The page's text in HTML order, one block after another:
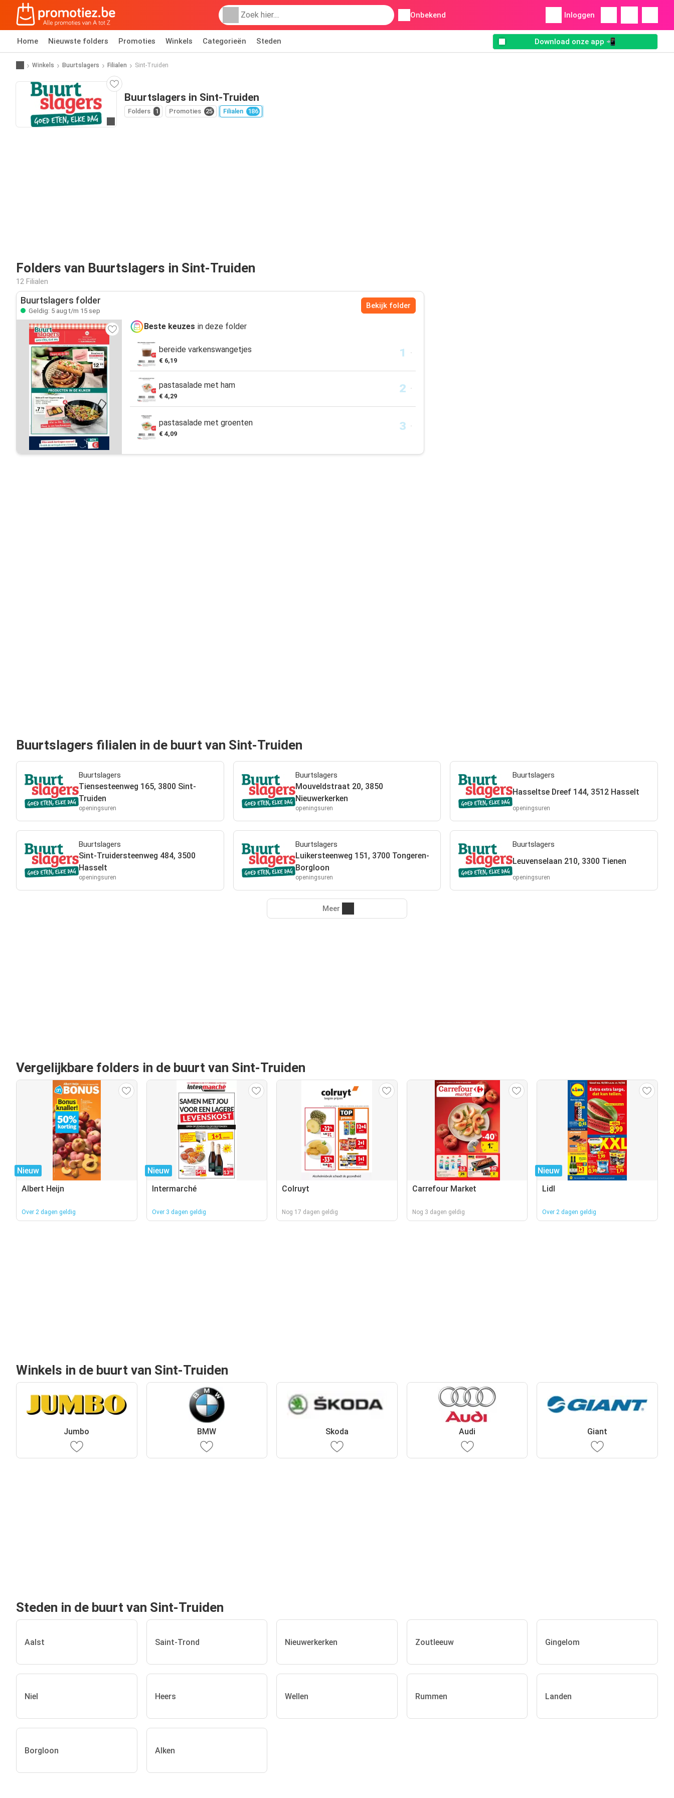
Onbekend Inloggen
Home Nieuwste folders Promoties Winkels Categorieën Steden Download onze app 📲
Winkels Buurtslagers Filialen Sint-Truiden
Buurtslagers in Sint-Truiden
Folders 1 Promoties 25 Filialen 186
Folders van Buurtslagers in Sint-Truiden
12 Filialen
Buurtslagers folder
Geldig: 5 aug t/m 15 sep
Bekijk folder
Beste keuzes in deze folder
bereide varkenswangetjes
€ 6,19
pastasalade met ham
€ 4,29
pastasalade met groenten
€ 4,09
Buurtslagers filialen in de buurt van Sint-Truiden
Buurtslagers
Tiensesteenweg 165, 3800 Sint-
Truiden
openingsuren
Buurtslagers
Mouveldstraat 20, 3850
Nieuwerkerken
openingsuren
Buurtslagers
Hasseltse Dreef 144, 3512 Hasselt
openingsuren
Buurtslagers
Sint-Truidersteenweg 484, 3500
Hasselt
openingsuren
Buurtslagers
Luikersteenweg 151, 3700 Tongeren-
Borgloon
openingsuren
Buurtslagers
Leuvenselaan 210, 3300 Tienen
openingsuren
Meer
Vergelijkbare folders in de buurt van Sint-Truiden
Nieuw
Albert Heijn
Over 2 dagen geldig
Nieuw
Intermarché
Over 3 dagen geldig
Colruyt
Nog 17 dagen geldig
Carrefour Market
Nog 3 dagen geldig
Nieuw
Lidl
Over 2 dagen geldig
Winkels in de buurt van Sint-Truiden
Jumbo BMW Skoda Audi Giant
Steden in de buurt van Sint-Truiden
Aalst Saint-Trond Nieuwerkerken Zoutleeuw Gingelom
Niel Heers Wellen Rummen Landen
Borgloon Alken